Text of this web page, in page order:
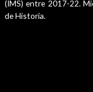
(IMS) entre 2017-22.
de Historia.